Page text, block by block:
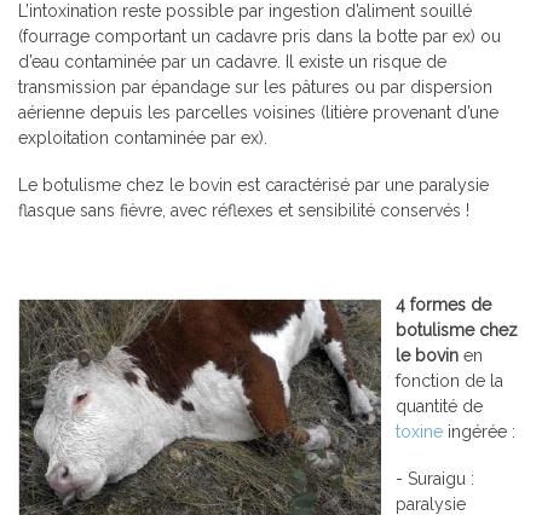
L’intoxination reste possible par ingestion d’aliment souillé
(fourrage comportant un cadavre pris dans la botte par ex) ou
d’eau contaminée par un cadavre. Il existe un risque de
transmission par épandage sur les pâtures ou par dispersion
aérienne depuis les parcelles voisines (litière provenant d’une
exploitation contaminée par ex).
Le botulisme chez le bovin est caractérisé par une paralysie
flasque sans fièvre, avec réflexes et sensibilité conservés !
4 formes de
botulisme chez
le bovin en
fonction de la
quantité de
toxine ingérée :
- Suraigu :
paralysie